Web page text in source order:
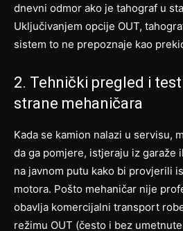
dnevni odmor ako je tahograf u
Uključivanjem opcije OUT,
sistem to ne prepoznaje kao
2. Tehnički pregled i
strane mehaničara
Kada se kamion nalazi u servisu,
da ga pomjere, istjeraju iz garaže
na javnom putu kako bi provjerili
motora. Pošto mehaničar nije
obavlja komercijalni transport
režimu OUT (često i bez